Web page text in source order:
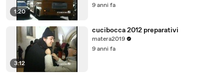
1:20
9 anni fa
3:12
cucibocca 2012 preparativi
matera2019
9 anni fa